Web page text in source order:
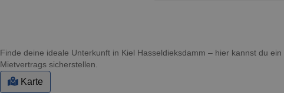
Finde deine ideale Unterkunft in Kiel Hasseldieksdamm – hier kannst du
Mietvertrags sicherstellen.
Karte